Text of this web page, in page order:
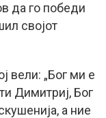
да го победи
својот
вели: „Бог ми е
Димитриј, Бог
а ние